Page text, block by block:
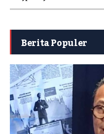
Berita Populer